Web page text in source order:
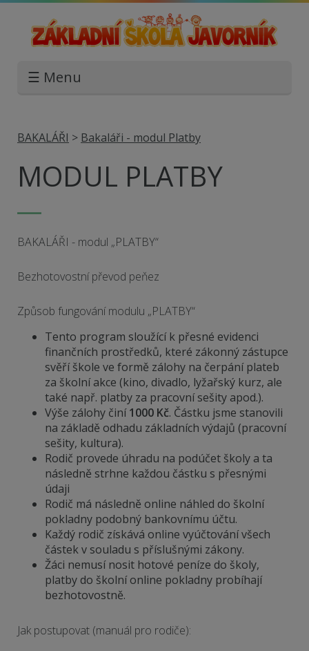
☰ Menu
BAKALÁŘI > Bakaláři - modul Platby
MODUL PLATBY
BAKALÁŘI - modul „PLATBY“
Bezhotovostní převod peňez
Způsob fungování modulu „PLATBY“
Tento program sloužící k přesné evidenci
finančních prostředků, které zákonný zástupce
svěří škole ve formě zálohy na čerpání plateb
za školní akce (kino, divadlo, lyžařský kurz, ale
také např. platby za pracovní sešity apod.).
Výše zálohy činí1000 Kč. Částku jsme stanovili
na základě odhadu základních výdajů (pracovní
sešity, kultura).
Rodič provede úhradu na podúčet školy a ta
následně strhne každou částku s přesnými
údaji
Rodič má následně online náhled do školní
pokladny podobný bankovnímu účtu.
Každý rodič získává online vyúčtování všech
částek v souladu s příslušnými zákony.
Žáci nemusí nosit hotové peníze do školy,
platby do školní online pokladny probíhají
bezhotovostně.
Jak postupovat (manuál pro rodiče):